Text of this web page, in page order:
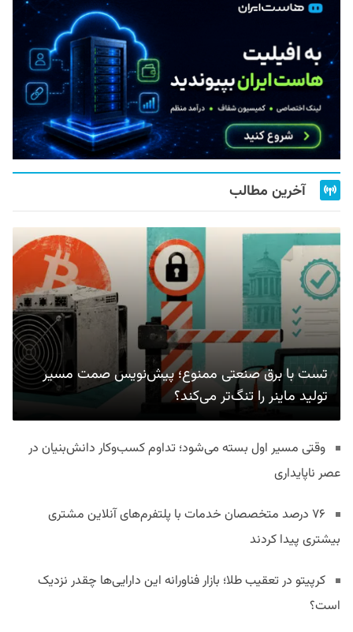
آخرین مطالب
تست با برق صنعتی ممنوع؛ پیش‌نویس صمت مسیر
تولید ماینر را تنگ‌تر می‌کند؟
وقتی مسیر اول بسته می‌شود؛ تداوم کسب‌وکار دانش‌بنیان در
عصر ناپایداری
۷۶ درصد متخصصان خدمات با پلتفرم‌های آنلاین مشتری
بیشتری پیدا کردند
کرپیتو در تعقیب طلا؛ بازار فناورانه این دارایی‌ها چقدر نزدیک
است؟